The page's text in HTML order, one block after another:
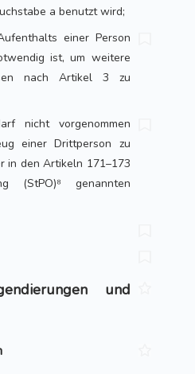
a benutzt wird;
einer Person
ist, um weitere
nach Artikel 3 zu
nicht vorgenommen
einer Drittperson zu
in den Artikeln 171–173
(StPO)⁸ genannten
und